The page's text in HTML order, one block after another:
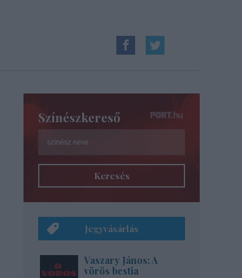
Színészkereső
Keresés
Jegyvásárlás
Vaszary János: A
vörös bestia